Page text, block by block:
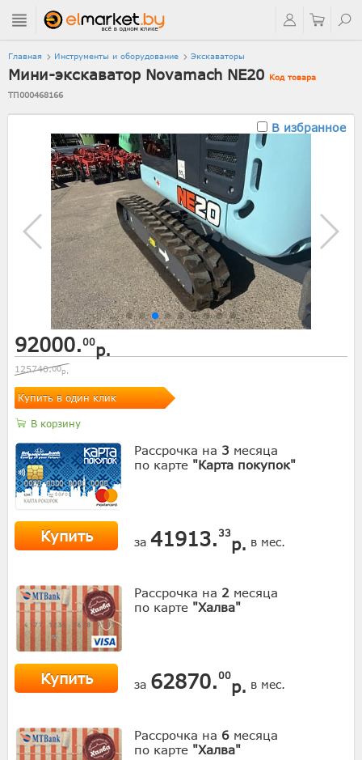
Главная Инструменты и оборудование Экскаваторы
Мини-экскаватор Novamach NE20 Код товара
ТП000468166
В избранное
92000.00р.
125740.00р.
Купить в один клик
В корзину
Рассрочка на 3 месяца
по карте "Карта покупок"
Купить за 41913. 33
р. в мес.
Рассрочка на 2 месяца
по карте "Халва"
Купить за 62870.00
р. в мес.
Рассрочка на 6 месяца
по карте "Халва"